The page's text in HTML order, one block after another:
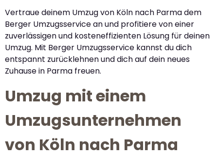
Vertraue deinem Umzug von Köln nach Parma dem
Berger Umzugsservice an und profitiere von einer
zuverlässigen und kosteneffizienten Lösung für deinen
Umzug. Mit Berger Umzugsservice kannst du dich
entspannt zurücklehnen und dich auf dein neues
Zuhause in Parma freuen.
Umzug mit einem
Umzugsunternehmen
von Köln nach Parma